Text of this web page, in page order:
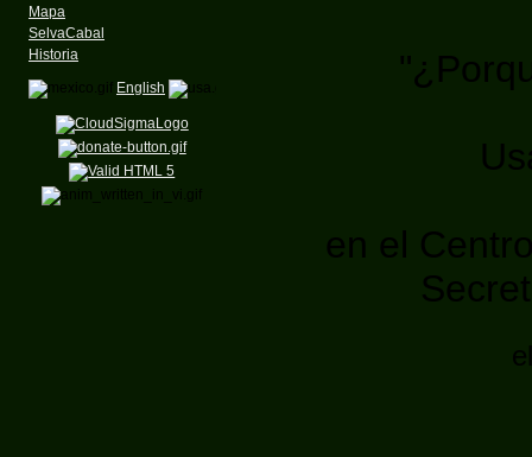
Mapa
SelvaCabal
Historia
English
en el